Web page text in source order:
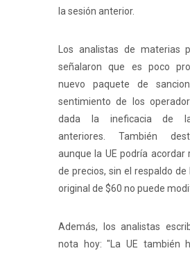
la sesión anterior.
Los analistas de materias
señalaron que es poco
nuevo paquete de
sentimiento de los
dada la ineficacia de
anteriores. También
aunque la UE podría acordar
de precios, sin el respaldo de
original de $60 no puede
Además, los analistas
nota hoy: "La UE también